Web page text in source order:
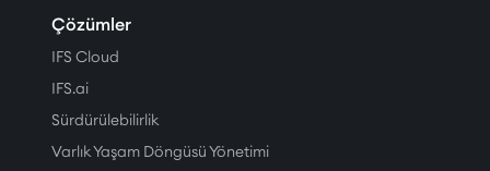
Çözümler
IFS Cloud
IFS.ai
Sürdürülebilirlik
Varlık Yaşam Döngüsü Yönetimi